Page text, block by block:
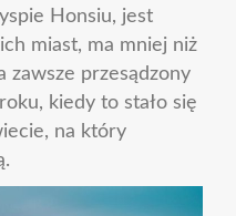
Honsiu, jest
miast, ma mniej niż
zawsze przesądzony
kiedy to stało się
na który